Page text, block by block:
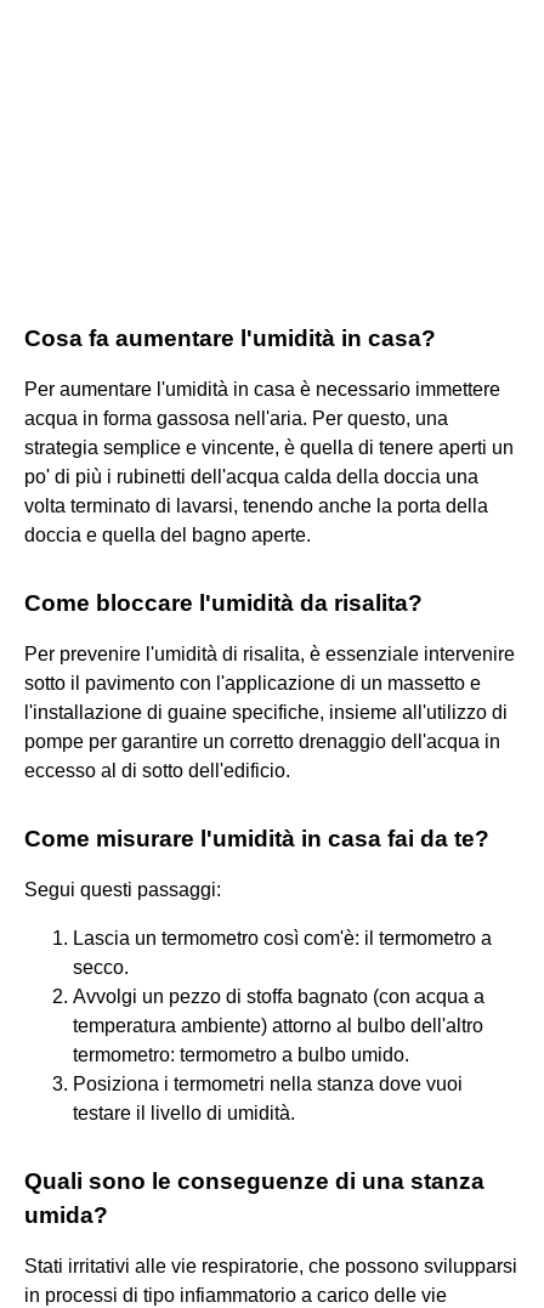
Cosa fa aumentare l'umidità in casa?
Per aumentare l'umidità in casa è necessario immettere
acqua in forma gassosa nell'aria. Per questo, una
strategia semplice e vincente, è quella di tenere aperti un
po' di più i rubinetti dell'acqua calda della doccia una
volta terminato di lavarsi, tenendo anche la porta della
doccia e quella del bagno aperte.
Come bloccare l'umidità da risalita?
Per prevenire l'umidità di risalita, è essenziale intervenire
sotto il pavimento con l'applicazione di un massetto e
l'installazione di guaine specifiche, insieme all'utilizzo di
pompe per garantire un corretto drenaggio dell'acqua in
eccesso al di sotto dell'edificio.
Come misurare l'umidità in casa fai da te?
Segui questi passaggi:
Lascia un termometro così com'è: il termometro a
secco.
Avvolgi un pezzo di stoffa bagnato (con acqua a
temperatura ambiente) attorno al bulbo dell'altro
termometro: termometro a bulbo umido.
Posiziona i termometri nella stanza dove vuoi
testare il livello di umidità.
Quali sono le conseguenze di una stanza
umida?
Stati irritativi alle vie respiratorie, che possono svilupparsi
in processi di tipo infiammatorio a carico delle vie